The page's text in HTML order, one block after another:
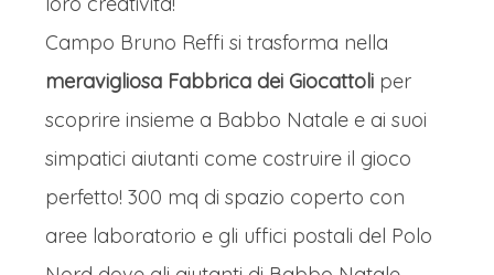
Campo Bruno Reffi si trasforma nella
meravigliosa Fabbrica dei Giocattoli per
scoprire insieme a Babbo Natale e ai suoi
simpatici aiutanti come costruire il gioco
perfetto! 300 mq di spazio coperto con
aree laboratorio e gli uffici postali del Polo